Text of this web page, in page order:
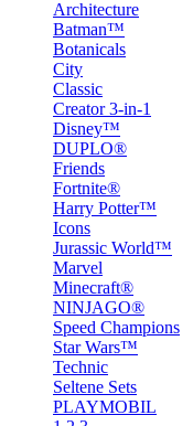
Architecture
Batman™
Botanicals
City
Classic
Creator 3-in-1
Disney™
DUPLO®
Friends
Fortnite®
Harry Potter™
Icons
Jurassic World™
Marvel
Minecraft®
NINJAGO®
Speed Champions
Star Wars™
Technic
Seltene Sets
PLAYMOBIL